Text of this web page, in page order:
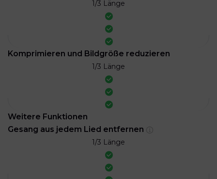
1/3 Länge
Komprimieren und Bildgröße reduzieren
1/3 Länge
Weitere Funktionen
Gesang aus jedem Lied entfernen
1/3 Länge